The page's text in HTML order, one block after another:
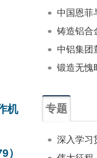
机
）
中国恩菲
铸造铝合
专题
深入学习